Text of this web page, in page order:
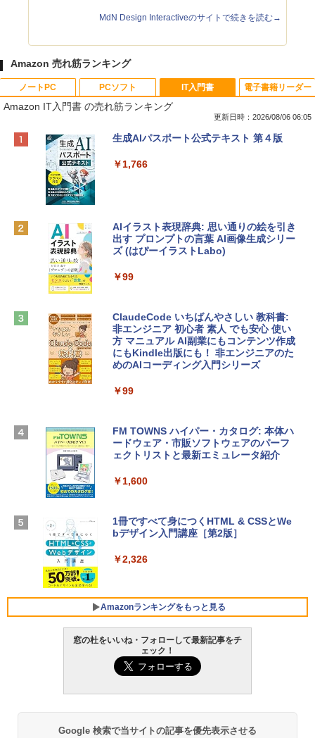
MdN Design Interactiveのサイトで続きを読む→
Amazon 売れ筋ランキング
ノートPC
Apple 2026 MacBook Neo A18 Proチッ
e Intelligenceのために設計、Liquid Ret
￥137,800
tomtoc 360°保護 15.6 16インチ パソコ
￥2,952
Apple 2026 MacBook Air M5チップ搭載
igence、13.6インチLiquid Retinaディ
ラ、Touch ID - スカイブルー + 3年延長
AppleCare+ for 13インチMacBook Air
(M5)|ダウンロード版
￥331,701
【Amazon.co.jp限定】 HP ノートパソコ
ン 15-fd 15.6インチ 16GBメモリ 512GB
SSD インテル Core 5
￥129,800
FMV ノートパソコン WE1-K3 (MS 365 P
ersonal/Copilotキー搭載/Win 11/15.6型/
Core i5/16GB/SSD 512GB/ホワイト) FM
VWK3E15W_AZ
￥119,800
PCソフト
Xbox プリペイドカード 10,000円 デジタ
ンラインコード]
Robloxギフトカード - 800 Robux 【限
定バーチャルアイテムを含む】 【オンラ
インゲームコード】 ロブロックス | オン
Microsoft Office Home & Business 202
4(最新 永続版)|オンラインコード版|Wind
ows11、10/mac対応|PC2台
定バーチャルアイテムを含む】 【オンラ
インゲームコード】 ロブロックス | オン
ラインコード版
￥3,200
Robloxギフトカード - 1000 Robux 【限
定バーチャルアイテムを含む】 【オンラ
ラインコード版
IT入門書
Amazon IT入門書 の売れ筋ランキング
更新日時：2026/08/06 06:05
生成AIパスポート公式テキスト 第４版
￥1,766
AIイラスト表現辞典: 思い通りの絵を引き
出す プロンプトの言葉 AI画像生成シリー
ズ (はぴーイラストLabo)
￥99
ClaudeCode いちばんやさしい 教科書:
非エンジニア 初心者 素人 でも安心 使い
方 マニュアル AI副業にもコンテンツ作成
にもKindle出版にも！ 非エンジニアのた
めのAIコーディング入門シリーズ
￥99
FM TOWNS ハイパー・カタログ: 本体ハ
ードウェア・市販ソフトウェアのパーフ
ェクトリストと最新エミュレータ紹介
￥1,600
1冊ですべて身につくHTML & CSSとWe
bデザイン入門講座［第2版］
￥2,326
Amazonランキングをもっと見る
電子書籍リーダー
Amazon Kindle Paperwhite (16GB) 7イ
ンチディスプレイ、色調調節ライト、12
￥27,980
窓の杜をいいね・フォローして最新記事をチ
ェック！
Google 検索で当サイトの記事を優先表示させる